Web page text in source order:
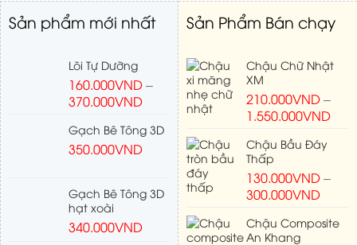
Sản phẩm mới nhất
Lõi Tự Dưỡng
160.000VND–
370.000VND
Gạch Bê Tông 3D
350.000VND
Gạch Bê Tông 3D
hạt xoài
340.000VND
Sản Phẩm Bán chạy
Chậu Chữ Nhật
XM
210.000VND–
1.550.000VND
Chậu Bầu Đáy
Thấp
130.000VND–
300.000VND
Chậu Composite
An Khang